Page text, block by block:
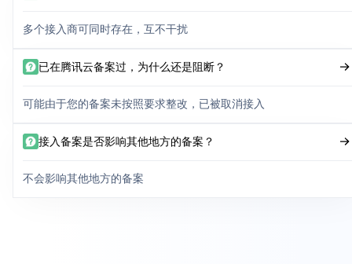
多个接入商可同时存在，互不干扰
已在腾讯云备案过，为什么还是阻断？
可能由于您的备案未按照要求整改，已被取消接入
接入备案是否影响其他地方的备案？
不会影响其他地方的备案